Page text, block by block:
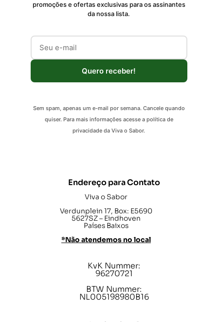
promoções e ofertas exclusivas para os assinantes
da nossa lista.
Quero receber!
Sem spam, apenas um e-mail por semana. Cancele quando
quiser. Para mais informações acesse a política de
privacidade da Viva o Sabor.
Endereço para Contato
Viva o Sabor
Verdunplein 17, Box: E5690
5627SZ – Eindhoven
Países Baixos
*Não atendemos no local
KvK Nummer:
96270721
BTW Nummer:
NL005198980B16